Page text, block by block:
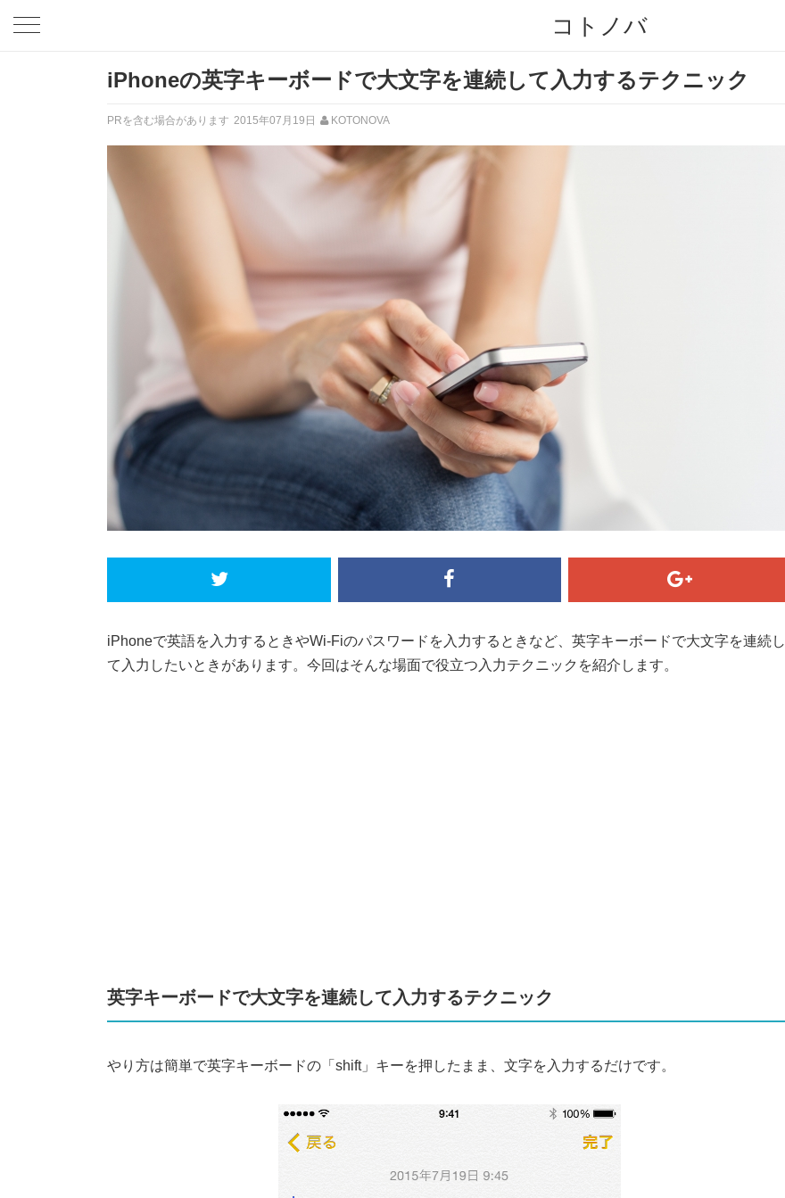
コトノバ
iPhoneの英字キーボードで大文字を連続して入力するテクニック
PRを含む場合があります 2015年07月19日 KOTONOVA
iPhoneで英語を入力するときやWi-Fiのパスワードを入力するときなど、英字キーボードで大文字を連続し
て入力したいときがあります。今回はそんな場面で役立つ入力テクニックを紹介します。
英字キーボードで大文字を連続して入力するテクニック
やり方は簡単で英字キーボードの「shift」キーを押したまま、文字を入力するだけです。